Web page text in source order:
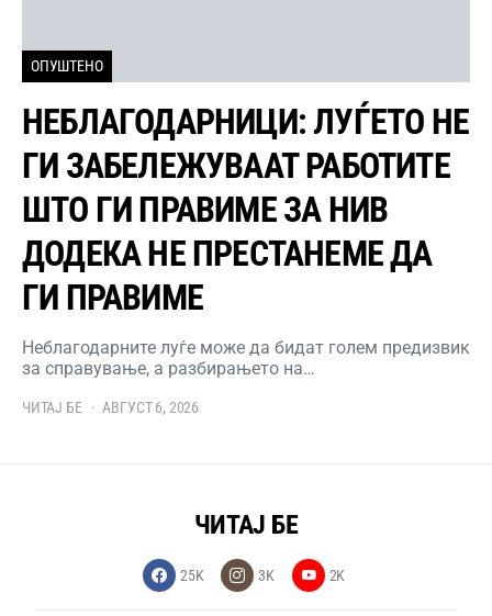
ОПУШТЕНО
НЕБЛАГОДАРНИЦИ: ЛУЃЕТО НЕ
ГИ ЗАБЕЛЕЖУВААТ РАБОТИТЕ
ШТО ГИ ПРАВИМЕ ЗА НИВ
ДОДЕКА НЕ ПРЕСТАНЕМЕ ДА
ГИ ПРАВИМЕ
Неблагодарните луѓе може да бидат голем предизвик
за справување, а разбирањето на…
ЧИТАЈ БЕ АВГУСТ 6, 2026
ЧИТАЈ БЕ
25K 3K 2K